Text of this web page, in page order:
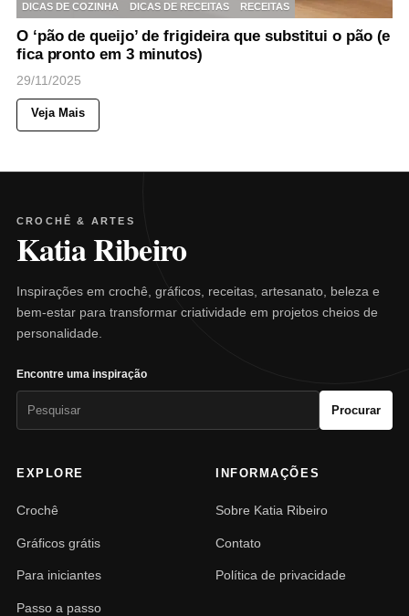
DICAS DE COZINHA
DICAS DE RECEITAS RECEITAS
O ‘pão de queijo’ de frigideira que substitui o pão (e
fica pronto em 3 minutos)
29/11/2025
Veja Mais
CROCHÊ & ARTES
Katia Ribeiro
Inspirações em crochê, gráficos, receitas, artesanato, beleza e
bem-estar para transformar criatividade em projetos cheios de
personalidade.
Encontre uma inspiração
Procurar
EXPLORE
Crochê
Gráficos grátis
Para iniciantes
Passo a passo
INFORMAÇÕES
Sobre Katia Ribeiro
Contato
Política de privacidade